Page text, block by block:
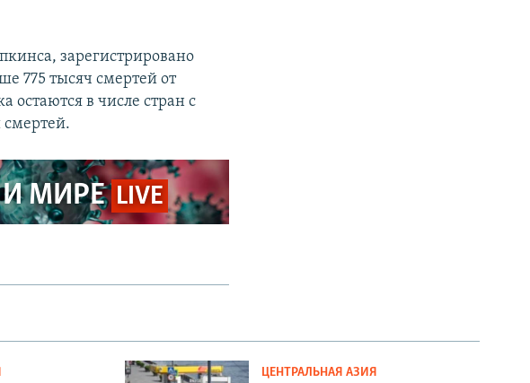
зарегистрировано
775 тысяч смертей от
в числе стран c
И МИРЕ LIVE
ЦЕНТРАЛЬНАЯ АЗИЯ